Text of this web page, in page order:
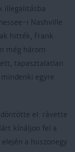
illegalitásba
i Nashville
hitték, Frank
még három
tapasztalatlan
egyre
döntötte el: rávette
kínáljon fel a
a huszonegy